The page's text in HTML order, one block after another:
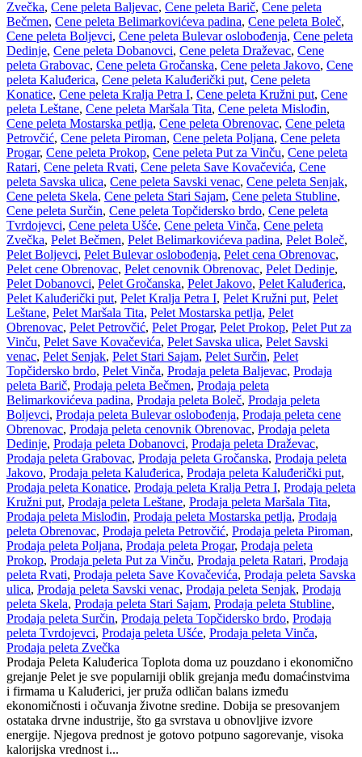
Zvečka, Cene peleta Baljevac, Cene peleta Barič, Cene peleta
Bečmen, Cene peleta Belimarkovićeva padina, Cene peleta Boleč,
Cene peleta Boljevci, Cene peleta Bulevar oslobođenja, Cene peleta
Dedinje, Cene peleta Dobanovci, Cene peleta Draževac, Cene
peleta Grabovac, Cene peleta Gročanska, Cene peleta Jakovo, Cene
peleta Kaluđerica, Cene peleta Kaluđerički put, Cene peleta
Konatice, Cene peleta Kralja Petra I, Cene peleta Kružni put, Cene
peleta Leštane, Cene peleta Maršala Tita, Cene peleta Mislođin,
Cene peleta Mostarska petlja, Cene peleta Obrenovac, Cene peleta
Petrovčić, Cene peleta Piroman, Cene peleta Poljana, Cene peleta
Progar, Cene peleta Prokop, Cene peleta Put za Vinču, Cene peleta
Ratari, Cene peleta Rvati, Cene peleta Save Kovačevića, Cene
peleta Savska ulica, Cene peleta Savski venac, Cene peleta Senjak,
Cene peleta Skela, Cene peleta Stari Sajam, Cene peleta Stubline,
Cene peleta Surčin, Cene peleta Topčidersko brdo, Cene peleta
Tvrdojevci, Cene peleta Ušće, Cene peleta Vinča, Cene peleta
Zvečka, Pelet Bečmen, Pelet Belimarkovićeva padina, Pelet Boleč,
Pelet Boljevci, Pelet Bulevar oslobođenja, Pelet cena Obrenovac,
Pelet cene Obrenovac, Pelet cenovnik Obrenovac, Pelet Dedinje,
Pelet Dobanovci, Pelet Gročanska, Pelet Jakovo, Pelet Kaluđerica,
Pelet Kaluđerički put, Pelet Kralja Petra I, Pelet Kružni put, Pelet
Leštane, Pelet Maršala Tita, Pelet Mostarska petlja, Pelet
Obrenovac, Pelet Petrovčić, Pelet Progar, Pelet Prokop, Pelet Put za
Vinču, Pelet Save Kovačevića, Pelet Savska ulica, Pelet Savski
venac, Pelet Senjak, Pelet Stari Sajam, Pelet Surčin, Pelet
Topčidersko brdo, Pelet Vinča, Prodaja peleta Baljevac, Prodaja
peleta Barič, Prodaja peleta Bečmen, Prodaja peleta
Belimarkovićeva padina, Prodaja peleta Boleč, Prodaja peleta
Boljevci, Prodaja peleta Bulevar oslobođenja, Prodaja peleta cene
Obrenovac, Prodaja peleta cenovnik Obrenovac, Prodaja peleta
Dedinje, Prodaja peleta Dobanovci, Prodaja peleta Draževac,
Prodaja peleta Grabovac, Prodaja peleta Gročanska, Prodaja peleta
Jakovo, Prodaja peleta Kaluđerica, Prodaja peleta Kaluđerički put,
Prodaja peleta Konatice, Prodaja peleta Kralja Petra I, Prodaja peleta
Kružni put, Prodaja peleta Leštane, Prodaja peleta Maršala Tita,
Prodaja peleta Mislođin, Prodaja peleta Mostarska petlja, Prodaja
peleta Obrenovac, Prodaja peleta Petrovčić, Prodaja peleta Piroman,
Prodaja peleta Poljana, Prodaja peleta Progar, Prodaja peleta
Prokop, Prodaja peleta Put za Vinču, Prodaja peleta Ratari, Prodaja
peleta Rvati, Prodaja peleta Save Kovačevića, Prodaja peleta Savska
ulica, Prodaja peleta Savski venac, Prodaja peleta Senjak, Prodaja
peleta Skela, Prodaja peleta Stari Sajam, Prodaja peleta Stubline,
Prodaja peleta Surčin, Prodaja peleta Topčidersko brdo, Prodaja
peleta Tvrdojevci, Prodaja peleta Ušće, Prodaja peleta Vinča,
Prodaja peleta Zvečka
Prodaja Peleta Kaluđerica Toplota doma uz pouzdano i ekonomično
grejanje Pelet je sve popularniji oblik grejanja među domaćinstvima
i firmama u Kaluđerici, jer pruža odličan balans između
ekonomičnosti i očuvanja životne sredine. Dobija se presovanjem
ostataka drvne industrije, što ga svrstava u obnovljive izvore
energije. Njegova prednost je gotovo potpuno sagorevanje, visoka
kalorijska vrednost i...